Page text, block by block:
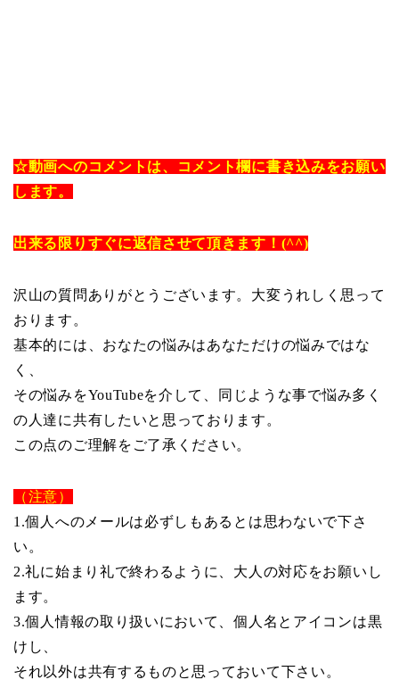
☆動画へのコメントは、コメント欄に書き込みをお願い
します。
出来る限りすぐに返信させて頂きます！(^^)
沢山の質問ありがとうございます。大変うれしく思って
おります。
基本的には、おなたの悩みはあなただけの悩みではな
く、
その悩みをYouTubeを介して、同じような事で悩み多く
の人達に共有したいと思っております。
この点のご理解をご了承ください。
（注意）
1.個人へのメールは必ずしもあるとは思わないで下さ
い。
2.礼に始まり礼で終わるように、大人の対応をお願いし
ます。
3.個人情報の取り扱いにおいて、個人名とアイコンは黒
けし、
それ以外は共有するものと思っておいて下さい。